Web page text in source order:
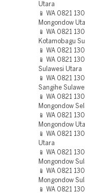
Utara
📱 WA 0821
Mongondow
📱 WA 0821
Kotamobagu
📱 WA 0821
📱 WA 0821
Sulawesi Utara
📱 WA 0821
Sangihe
📱 WA 0821
Mongondow
📱 WA 0821
Mongondow
📱 WA 0821
Utara
📱 WA 0821
Mongondow
📱 WA 0821
Mongondow
📱 WA 0821